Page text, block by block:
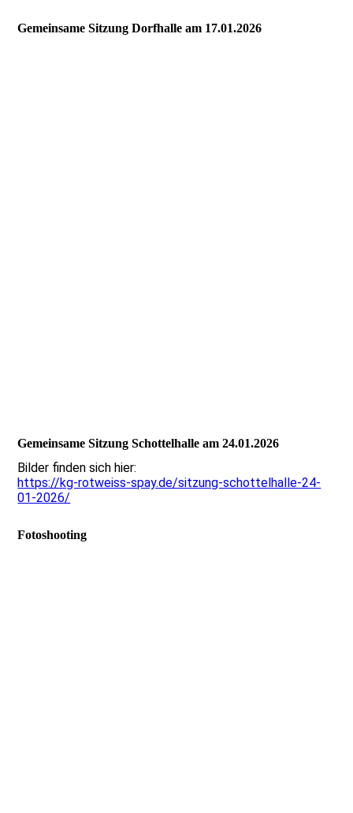
Gemeinsame Sitzung Dorfhalle am 17.01.2026
Gemeinsame Sitzung Schottelhalle am 24.01.2026
Bilder finden sich hier:
https://kg-rotweiss-spay.de/sitzung-schottelhalle-24-
01-2026/
Fotoshooting